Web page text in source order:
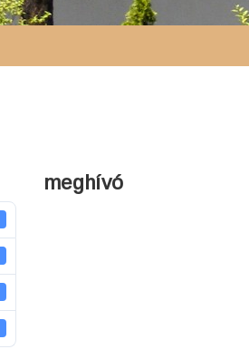
meghívó